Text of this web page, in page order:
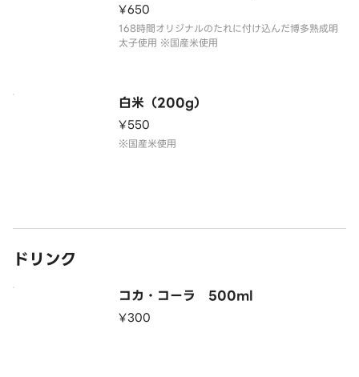
¥650
168時間オリジナルのたれに付け込んだ博多熟成明
太子使用 ※国産米使用
白米（200g）
¥550
※国産米使用
ドリンク
コカ・コーラ 500ml
¥300